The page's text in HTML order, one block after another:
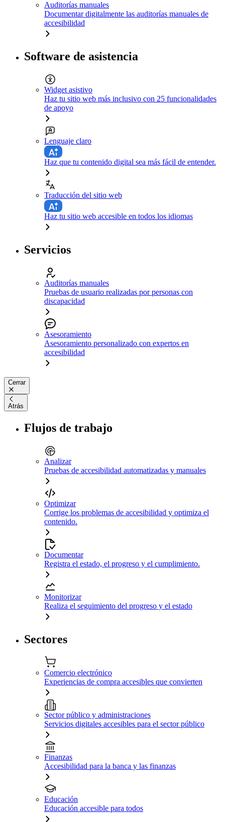
Auditorías manuales
Documentar digitalmente las auditorías manuales de
accesibilidad
Software de asistencia
Widget asistivo
Haz tu sitio web más inclusivo con 25 funcionalidades
de apoyo
Lenguaje claro
Haz que tu contenido digital sea más fácil de entender.
Traducción del sitio web
Haz tu sitio web accesible en todos los idiomas
Servicios
Auditorías manuales
Pruebas de usuario realizadas por personas con
discapacidad
Asesoramiento
Asesoramiento personalizado con expertos en
accesibilidad
Cerrar
Atrás
Flujos de trabajo
Analizar
Pruebas de accesibilidad automatizadas y manuales
Optimizar
Corrige los problemas de accesibilidad y optimiza el
contenido.
Documentar
Registra el estado, el progreso y el cumplimiento.
Monitorizar
Realiza el seguimiento del progreso y el estado
Sectores
Comercio electrónico
Experiencias de compra accesibles que convierten
Sector público y administraciones
Servicios digitales accesibles para el sector público
Finanzas
Accesibilidad para la banca y las finanzas
Educación
Educación accesible para todos